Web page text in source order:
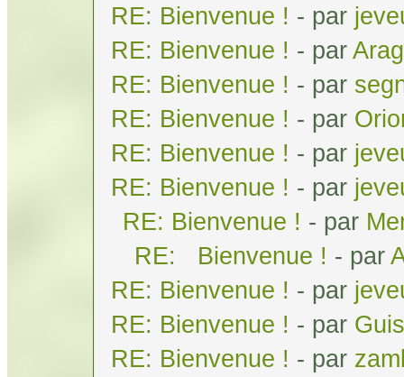
RE: Bienvenue ! - par
RE: Bienvenue ! - par
RE: Bienvenue ! - par
RE: Bienvenue ! - par
RE: Bienvenue ! - par
RE: Bienvenue ! - par
RE: Bienvenue ! - par
RE: Bienvenue ! - par
RE: Bienvenue ! - par
RE: Bienvenue ! - par
RE: Bienvenue ! - par